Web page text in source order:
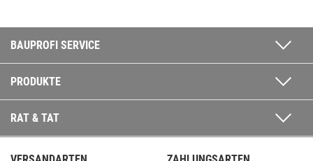
BAUPROFI SERVICE
PRODUKTE
RAT & TAT